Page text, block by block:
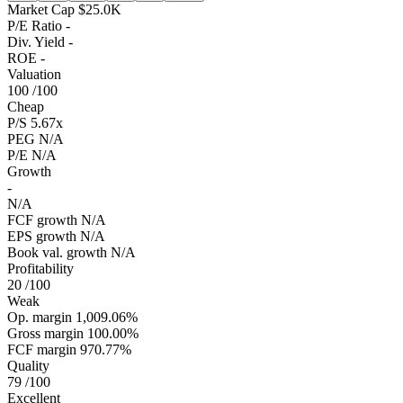
Market Cap $25.0K
P/E Ratio -
Div. Yield -
ROE -
Valuation
100 /100
Cheap
P/S 5.67x
PEG N/A
P/E N/A
Growth
-
N/A
FCF growth N/A
EPS growth N/A
Book val. growth N/A
Profitability
20 /100
Weak
Op. margin 1,009.06%
Gross margin 100.00%
FCF margin 970.77%
Quality
79 /100
Excellent